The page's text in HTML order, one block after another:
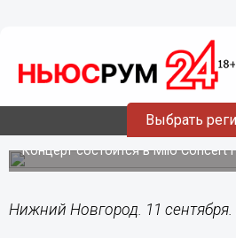
Выбрать
11.09.201610:23
Концерт RockestraLive
Нижнем Новгороде 17
Концерт состоится в Milo Concert
Нижний Новгород. 11 сентября.